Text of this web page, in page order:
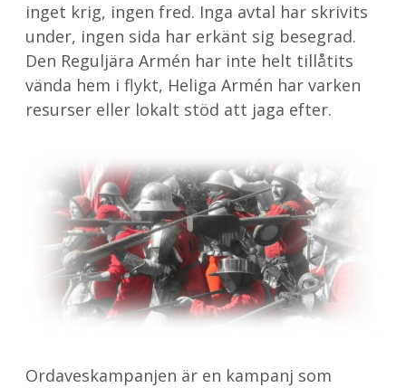
inget krig, ingen fred. Inga avtal har skrivits
under, ingen sida har erkänt sig besegrad.
Den Reguljära Armén har inte helt tillåtits
vända hem i flykt, Heliga Armén har varken
resurser eller lokalt stöd att jaga efter.
Ordaveskampanjen är en kampanj som